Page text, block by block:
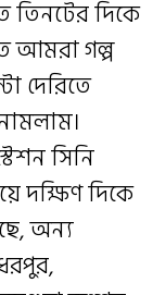
তিনটের দিকে
আমরা গল্প
দেরিতে
সিনি
দক্ষিণ দিকে
অন্য